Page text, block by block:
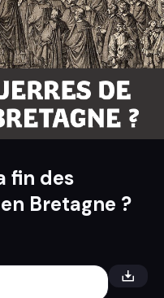
fin des
Bretagne ?